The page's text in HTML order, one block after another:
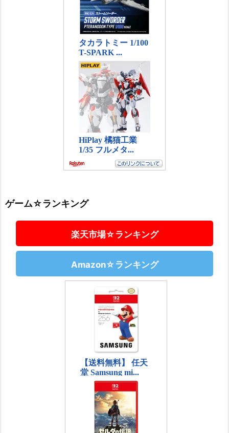
ゲーム☆ランキング
楽天市場☆ランキング
Amazon☆ランキング